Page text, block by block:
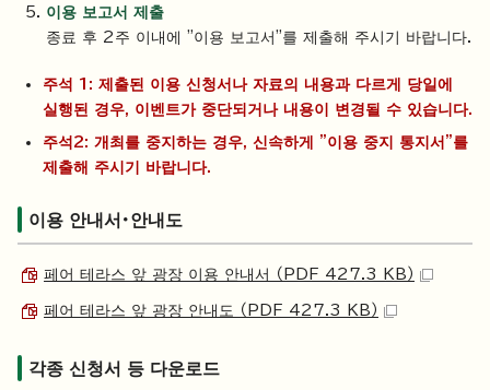
이용 보고서 제출
종료 후 2주 이내에 "이용 보고서"를 제출해 주시기 바랍니다.
주석 1: 제출된 이용 신청서나 자료의 내용과 다르게 당일에
실행된 경우, 이벤트가 중단되거나 내용이 변경될 수 있습니다.
주석2: 개최를 중지하는 경우, 신속하게 "이용 중지 통지서"를
제출해 주시기 바랍니다.
이용 안내서・안내도
페어 테라스 앞 광장 이용 안내서 （PDF 427.3 KB）
페어 테라스 앞 광장 안내도 （PDF 427.3 KB）
각종 신청서 등 다운로드